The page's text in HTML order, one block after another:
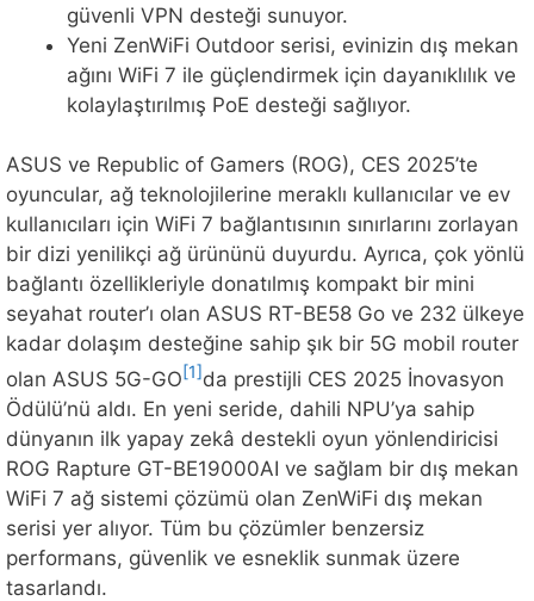
güvenli VPN desteği sunuyor.
Yeni ZenWiFi Outdoor serisi, evinizin dış mekan
ağını WiFi 7 ile güçlendirmek için dayanıklılık ve
kolaylaştırılmış PoE desteği sağlıyor.
ASUS ve Republic of Gamers (ROG), CES 2025’te
oyuncular, ağ teknolojilerine meraklı kullanıcılar ve ev
kullanıcıları için WiFi 7 bağlantısının sınırlarını zorlayan
bir dizi yenilikçi ağ ürününü duyurdu. Ayrıca, çok yönlü
bağlantı özellikleriyle donatılmış kompakt bir mini
seyahat router’ı olan ASUS RT-BE58 Go ve 232 ülkeye
kadar dolaşım desteğine sahip şık bir 5G mobil router
olan ASUS 5G-GO[1]da prestijli CES 2025 İnovasyon
Ödülü’nü aldı. En yeni seride, dahili NPU’ya sahip
dünyanın ilk yapay zekâ destekli oyun yönlendiricisi
ROG Rapture GT-BE19000AI ve sağlam bir dış mekan
WiFi 7 ağ sistemi çözümü olan ZenWiFi dış mekan
serisi yer alıyor. Tüm bu çözümler benzersiz
performans, güvenlik ve esneklik sunmak üzere
tasarlandı.